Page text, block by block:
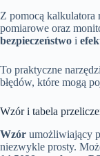
Z pomocą kalkulatora
pomiarowe oraz
bezpieczeństwo i
To praktyczne
błędów, które mogą
Wzór i tabela
Wzór umożliwiający
niezwykle prosty.